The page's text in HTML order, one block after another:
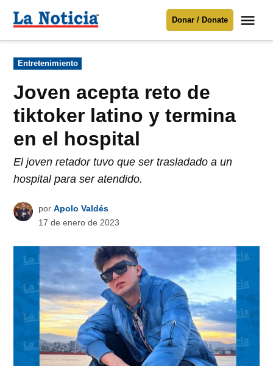
Para mantenerte informado necesitamos
Donar
contenido
Noticia
Donar / Donate
Publicado
en
Entretenimiento
Joven acepta reto de
tiktoker latino y termina
en el hospital
El joven retador tuvo que ser trasladado a un
hospital para ser atendido.
por Apolo Valdés
17 de enero de 2023